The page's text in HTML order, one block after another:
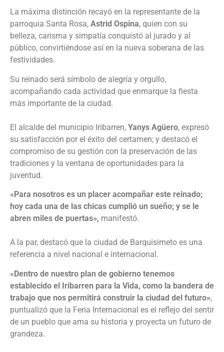
‎La máxima distinción recayó en la representante de la
parroquia Santa Rosa, Astrid Ospina, quien con su
belleza, carisma y simpatía conquistó al jurado y al
público, convirtiéndose así en la nueva soberana de las
festividades.
Su reinado será símbolo de alegría y orgullo,
acompañando cada actividad que enmarque la fiesta
más importante de la ciudad.
‎El alcalde del municipio Iribarren, Yanys Agüero, expresó
su satisfacción por el éxito del certamen; y destacó el
compromiso de su gestión con la preservación de las
tradiciones y la ventana de oportunidades para la
juventud.
«Para nosotros es un placer acompañar este reinado;
hoy cada una de las chicas cumplió un sueño; y se le
abren miles de puertas», manifestó.
‎A la par, destacó que la ciudad de Barquisimeto es una
referencia a nivel nacional e internacional.
«Dentro de nuestro plan de gobierno tenemos
establecido el Iribarren para la Vida, como la bandera de
trabajo que nos permitirá construir la ciudad del futuro»,
puntualizó que la Feria Internacional es el reflejo del sentir
de un pueblo que ama su historia y proyecta un futuro de
grandeza.